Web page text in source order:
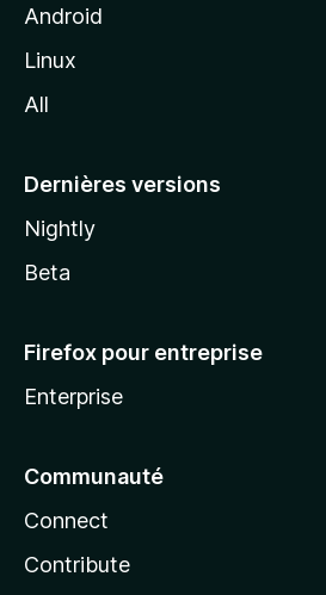
z
l
Android
Linux
All
Dernières versions
Nightly
Beta
Firefox pour entreprise
Enterprise
Communauté
Connect
Contribute